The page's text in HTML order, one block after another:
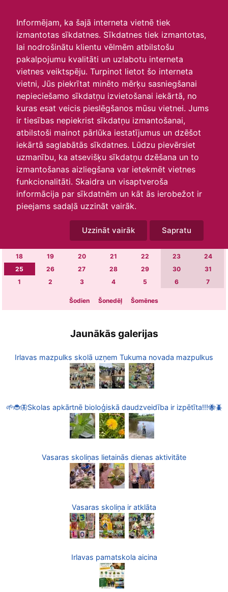
Informējam, ka šajā interneta vietnē tiek
izmantotas sīkdatnes. Sīkdatnes tiek izmantotas,
lai nodrošinātu klientu vēlmēm atbilstošu
pakalpojumu kvalitāti un uzlabotu interneta
vietnes veiktspēju. Turpinot lietot šo interneta
vietni, Jūs piekrītat minēto mērķu sasniegšanai
nepieciešamo sīkdatņu izvietošanai iekārtā, no
kuras esat veicis pieslēgšanos mūsu vietnei. Jums
ir tiesības nepiekrist sīkdatņu izmantošanai,
atbilstoši mainot pārlūka iestatījumus un dzēšot
iekārtā saglabātās sīkdatnes. Lūdzu pievērsiet
uzmanību, ka atsevišķu sīkdatņu dzēšana un to
izmantošanas aizliegšana var ietekmēt vietnes
funkcionalitāti. Skaidra un visaptveroša
informācija par sīkdatnēm un kāt ās ierobežot ir
pieejams sadaļā uzzināt vairāk.
Uzzināt vairāk Sapratu
Skats :
Aktuālie
Šodien Šonedēļ
Šomēnes
Arhīvs
O T S
6 7 9
13 14 15 16
18
19 20 21 22 23
24
25
26 27 28 29 30
31
1
2 3 4 5 6 7
Šodien Šonedēļ Šomēnes
Jaunākās galerijas
Irlavas mazpulks skolā uzņem Tukuma novada mazpulkus
🌱🐞🦋Skolas apkārtnē bioloģiskā daudzveidība ir izpētīta!!!🐝🪲
Vasaras skoliņas lietainās dienas aktivitāte
Vasaras skoliņa ir atklāta
Irlavas pamatskola aicina